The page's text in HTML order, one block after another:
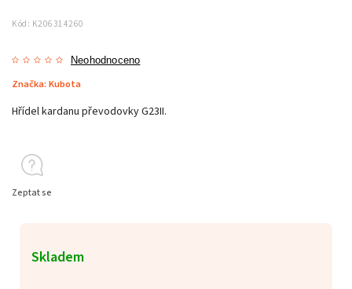
Kód: K206314260
Neohodnoceno
Značka: Kubota
Skladem
Hřídel kardanu převodovky G23II.
Zeptat se